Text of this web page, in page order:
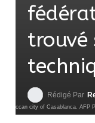
trouvé
Rédigé Par
city of Casablanca.